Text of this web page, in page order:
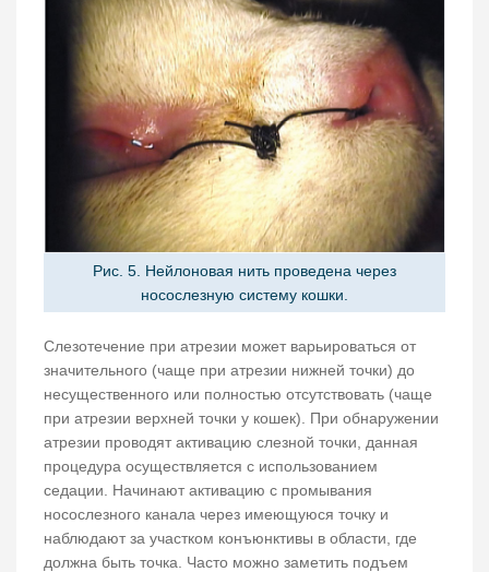
Рис. 5. Нейлоновая нить проведена через
носослезную систему кошки.
Слезотечение при атрезии может варьироваться от
значительного (чаще при атрезии нижней точки) до
несущественного или полностью отсутствовать (чаще
при атрезии верхней точки у кошек). При обнаружении
атрезии проводят активацию слезной точки, данная
процедура осуществляется с использованием
седации. Начинают активацию с промывания
носослезного канала через имеющуюся точку и
наблюдают за участком конъюнктивы в области, где
должна быть точка. Часто можно заметить подъем